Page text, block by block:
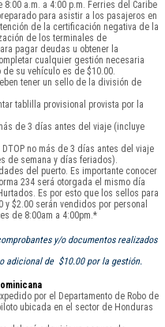
a.m. a 4:00 p.m. Ferries del Caribe
para asistir a los pasajeros en
de la certificación negativa de la
de los terminales de
pagar deudas u obtener la
cualquier gestión necesaria
su vehículo es de $10.00.
tener un sello de la división de
tablilla provisional provista por la
de 3 días antes del viaje (incluye
no más de 3 días antes del viaje
de semana y días feriados).
del puerto. Es importante conocer
234 será otorgada el mismo día
Es por esto que los sellos para
y $2.00 serán vendidos por personal
de 8:00am a 4:00pm.*
y/o documentos realizados
adicional de $10.00 por la gestión.
por el Departamento de Robo de
ubicada en el sector de Honduras